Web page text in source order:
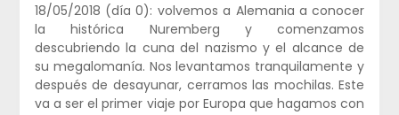
18/05/2018 (día 0): volvemos a Alemania a conocer
la histórica Nuremberg y comenzamos
descubriendo la cuna del nazismo y el alcance de
su megalomanía. Nos levantamos tranquilamente y
después de desayunar, cerramos las mochilas. Este
va a ser el primer viaje por Europa que hagamos con